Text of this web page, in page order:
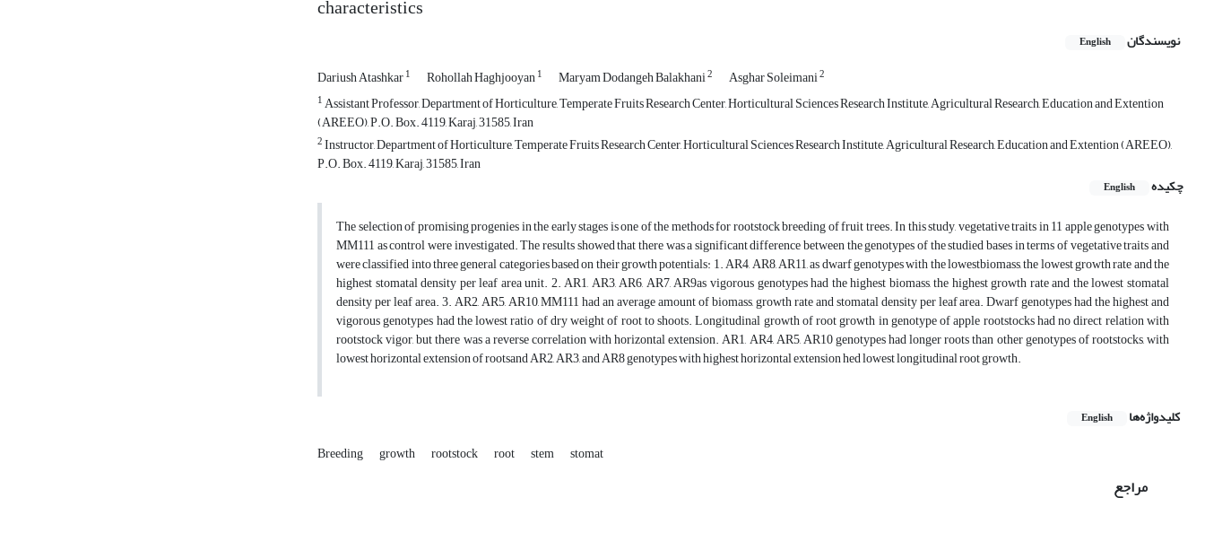
characteristics
نویسندگان English
Dariush Atashkar1 Rohollah Haghjooyan1 Maryam Dodangeh Balakhani2 Asghar Soleimani2
1Assistant Professor, Department of Horticulture, Temperate Fruits Research Center, Horticultural Sciences Research ‎Institute, Agricultural Research, Education and Extention
(AREEO), P.O. Box. 4119, Karaj, 31585, Iran
2Instructor, Department of Horticulture, Temperate Fruits Research Center, Horticultural Sciences Research Institute, Agricultural ‎Research, Education and Extention (AREEO),
P.O. Box. 4119, Karaj, 31585, Iran
چکیده
English
The selection of promising progenies in the early stages is one of the methods for rootstock breeding of fruit trees. In this study, vegetative traits in 11 apple genotypes with
MM111 as control were investigated. The results showed that there was a significant difference between the genotypes of the studied bases in terms of vegetative traits and
were classified into three general categories based on their growth potentials: 1. AR4, AR8, AR11, as dwarf genotypes with the lowestbiomass, the lowest growth rate and the
highest stomatal density per leaf area unit. 2. AR1, AR3, AR6, AR7, AR9as vigorous genotypes had the highest biomass, the highest growth rate and the lowest stomatal
density per leaf area. 3. AR2, AR5, AR10, MM111 had an average amount of biomass, growth rate and stomatal density per leaf area. Dwarf genotypes had the highest and
vigorous genotypes had the lowest ratio of dry weight of root to shoots. Longitudinal growth of root growth in genotype of apple rootstocks had no direct relation with
rootstock vigor, but there was a reverse correlation with horizontal extension. AR1, AR4, AR5, AR10 genotypes had longer roots than other genotypes of rootstocks, with
lowest horizontal extension of rootsand AR2, AR3, and AR8 genotypes with highest horizontal extension hed lowest longitudinal root growth.
کلیدواژه‌ها English
Breeding growth rootstock root stem stomat‎
مراجع